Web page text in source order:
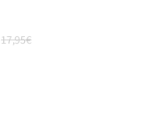
17,95€